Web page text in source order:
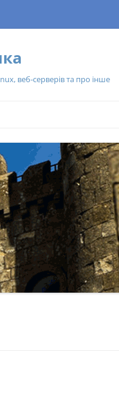
веб-серверів та про інше